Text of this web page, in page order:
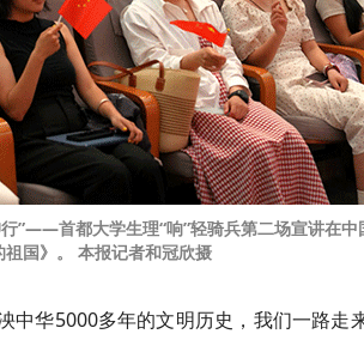
”——首都大学生理“响”轻骑兵第二场宣讲在
国》。 本报记者和冠欣摄
中华5000多年的文明历史，我们一路